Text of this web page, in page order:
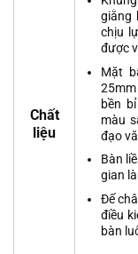
Chất
liệu
giằng
chịu
được
Mặt
bền
màu
đạo
Bàn
gian
Đế
điều
bàn